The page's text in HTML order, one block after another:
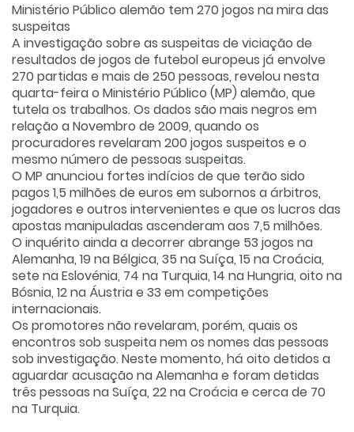
Ministério Público alemão tem 270 jogos na mira das
suspeitas
A investigação sobre as suspeitas de viciação de
resultados de jogos de futebol europeus já envolve
270 partidas e mais de 250 pessoas, revelou nesta
quarta-feira o Ministério Público (MP) alemão, que
tutela os trabalhos. Os dados são mais negros em
relação a Novembro de 2009, quando os
procuradores revelaram 200 jogos suspeitos e o
mesmo número de pessoas suspeitas.
O MP anunciou fortes indícios de que terão sido
pagos 1,5 milhões de euros em subornos a árbitros,
jogadores e outros intervenientes e que os lucros das
apostas manipuladas ascenderam aos 7,5 milhões.
O inquérito ainda a decorrer abrange 53 jogos na
Alemanha, 19 na Bélgica, 35 na Suíça, 15 na Croácia,
sete na Eslovénia, 74 na Turquia, 14 na Hungria, oito na
Bósnia, 12 na Áustria e 33 em competições
internacionais.
Os promotores não revelaram, porém, quais os
encontros sob suspeita nem os nomes das pessoas
sob investigação. Neste momento, há oito detidos a
aguardar acusação na Alemanha e foram detidas
três pessoas na Suíça, 22 na Croácia e cerca de 70
na Turquia.